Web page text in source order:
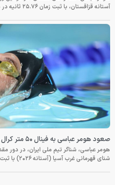
آستانه قزاقستان، با ثبت زمان ۲۵.۷۶ ثانیه در ماده ۵۰ متر کرال پشت به مدال طلا
صعود هومر عباسی به فینال ۵۰ متر کرال پشت مسابقات غرب آسیا
شنای قهرمانی غرب آسیا (آستانه ۲۰۲۶) با ثبت زمان ۲۵.۶۷ ثانیه در جایگاه نخست قرار